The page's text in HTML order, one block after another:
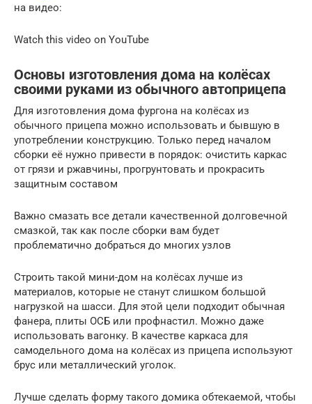
на видео:
Watch this video on YouTube
Основы изготовления дома на колёсах
своими руками из обычного автоприцепа
Для изготовления дома фургона на колёсах из
обычного прицепа можно использовать и бывшую в
употреблении конструкцию. Только перед началом
сборки её нужно привести в порядок: очистить каркас
от грязи и ржавчины, прогрунтовать и прокрасить
защитным составом
Важно смазать все детали качественной долговечной
смазкой, так как после сборки вам будет
проблематично добраться до многих узлов
Строить такой мини-дом на колёсах лучше из
материалов, которые не станут слишком большой
нагрузкой на шасси. Для этой цели подходит обычная
фанера, плиты ОСБ или профнастил. Можно даже
использовать вагонку. В качестве каркаса для
самодельного дома на колёсах из прицепа используют
брус или металлический уголок.
Лучше сделать форму такого домика обтекаемой, чтобы